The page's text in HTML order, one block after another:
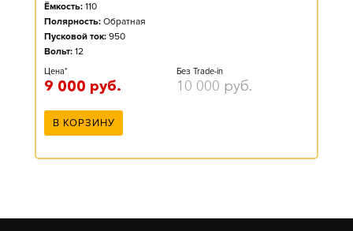
Ёмкость: 110
Полярность: Обратная
Пусковой ток: 950
Вольт: 12
Цена*
9 000 руб.
Без Trade-in
10 000 руб.
В КОРЗИНУ